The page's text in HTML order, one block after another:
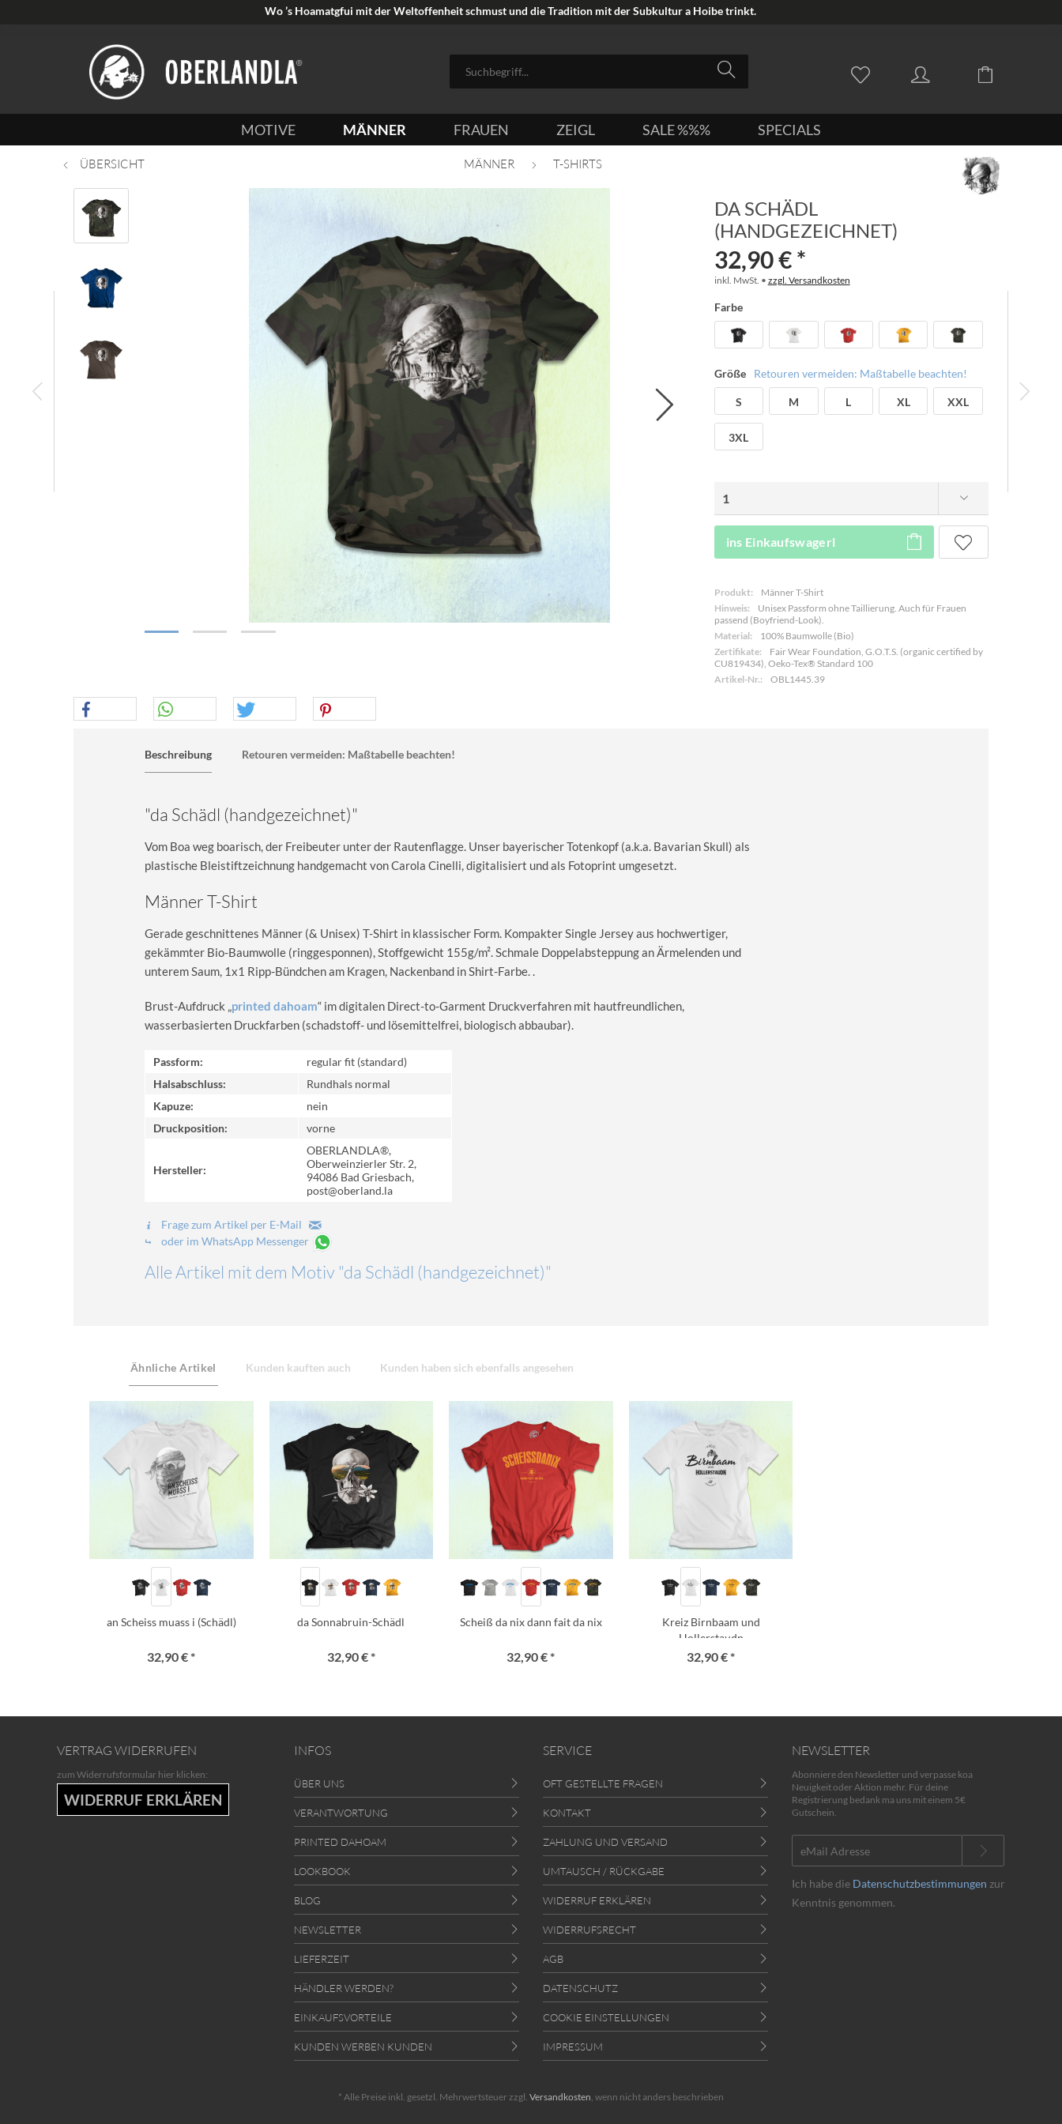
Wo ’s Hoamatgfui mit der Weltoffenheit schmust und die Tradition mit der Subkultur a Hoibe trinkt.
MOTIVE MÄNNER FRAUEN ZEIGL SALE %%% SPECIALS
ÜBERSICHT MÄNNER T-SHIRTS
DA SCHÄDL
(HANDGEZEICHNET)
32,90 € *
inkl. MwSt. • zzgl. Versandkosten
Farbe
Größe Retouren vermeiden: Maßtabelle beachten!
S M L XL XXL
3XL
ins Einkaufswagerl
Produkt:
Männer T-Shirt
Hinweis:
Unisex Passform ohne Taillierung. Auch für Frauen
passend (Boyfriend-Look).
Material:
100% Baumwolle (Bio)
Zertifikate:
Fair Wear Foundation, G.O.T.S. (organic certified by
CU819434), Oeko-Tex® Standard 100
Artikel-Nr.:
OBL1445.39
Beschreibung Retouren vermeiden: Maßtabelle beachten!
"da Schädl (handgezeichnet)"
Vom Boa weg boarisch, der Freibeuter unter der Rautenflagge. Unser bayerischer Totenkopf (a.k.a. Bavarian Skull) als
plastische Bleistiftzeichnung handgemacht von Carola Cinelli, digitalisiert und als Fotoprint umgesetzt.
Männer T-Shirt
Gerade geschnittenes Männer (& Unisex) T-Shirt in klassischer Form. Kompakter Single Jersey aus hochwertiger,
gekämmter Bio-Baumwolle (ringgesponnen), Stoffgewicht 155g/m². Schmale Doppelabsteppung an Ärmelenden und
unterem Saum, 1x1 Ripp-Bündchen am Kragen, Nackenband in Shirt-Farbe. .
Brust-Aufdruck „printed dahoam“ im digitalen Direct-to-Garment Druckverfahren mit hautfreundlichen,
wasserbasierten Druckfarben (schadstoff- und lösemittelfrei, biologisch abbaubar).
Passform:
regular fit (standard)
Halsabschluss:
Rundhals normal
Kapuze:
nein
Druckposition:
vorne
Hersteller:
OBERLANDLA®,
Oberweinzierler Str. 2,
94086 Bad Griesbach,
post@oberland.la
Frage zum Artikel per E-Mail
oder im WhatsApp Messenger
Alle Artikel mit dem Motiv "da Schädl (handgezeichnet)"
Ähnliche Artikel Kunden kauften auch Kunden haben sich ebenfalls angesehen
an Scheiss muass i (Schädl)
32,90 € *
da Sonnabruin-Schädl
32,90 € *
Scheiß da nix dann fait da nix
32,90 € *
Kreiz Birnbaam und
Hollerstaudn
32,90 € *
VERTRAG WIDERRUFEN
zum Widerrufsformular hier klicken:
WIDERRUF ERKLÄREN
INFOS
ÜBER UNS
VERANTWORTUNG
PRINTED DAHOAM
LOOKBOOK
BLOG
NEWSLETTER
LIEFERZEIT
HÄNDLER WERDEN?
EINKAUFSVORTEILE
KUNDEN WERBEN KUNDEN
SERVICE
OFT GESTELLTE FRAGEN
KONTAKT
ZAHLUNG UND VERSAND
UMTAUSCH / RÜCKGABE
WIDERRUF ERKLÄREN
WIDERRUFSRECHT
AGB
DATENSCHUTZ
COOKIE EINSTELLUNGEN
IMPRESSUM
NEWSLETTER
Abonniere den Newsletter und verpasse koa
Neuigkeit oder Aktion mehr. Für deine
Registrierung bedank ma uns mit einem 5€
Gutschein.
Ich habe die Datenschutzbestimmungen zur
Kenntnis genommen.
* Alle Preise inkl. gesetzl. Mehrwertsteuer zzgl. Versandkosten, wenn nicht anders beschrieben